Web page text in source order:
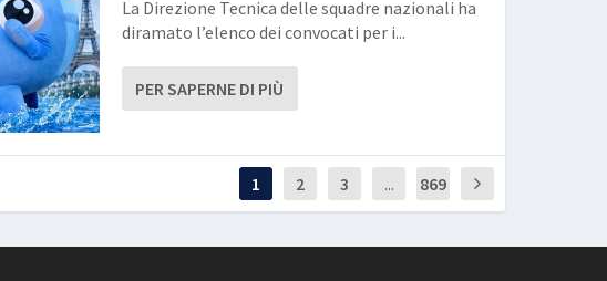
La Direzione Tecnica delle squadre nazionali ha
diramato l’elenco dei convocati per i...
PER SAPERNE DI PIÙ
1 2 3 ... 869